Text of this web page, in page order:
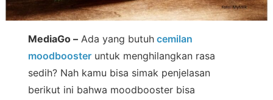
MediaGo – Ada yang butuh cemilan
moodbooster untuk menghilangkan rasa
sedih? Nah kamu bisa simak penjelasan
berikut ini bahwa moodbooster bisa